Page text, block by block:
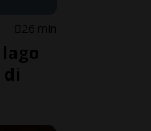
26 min
di